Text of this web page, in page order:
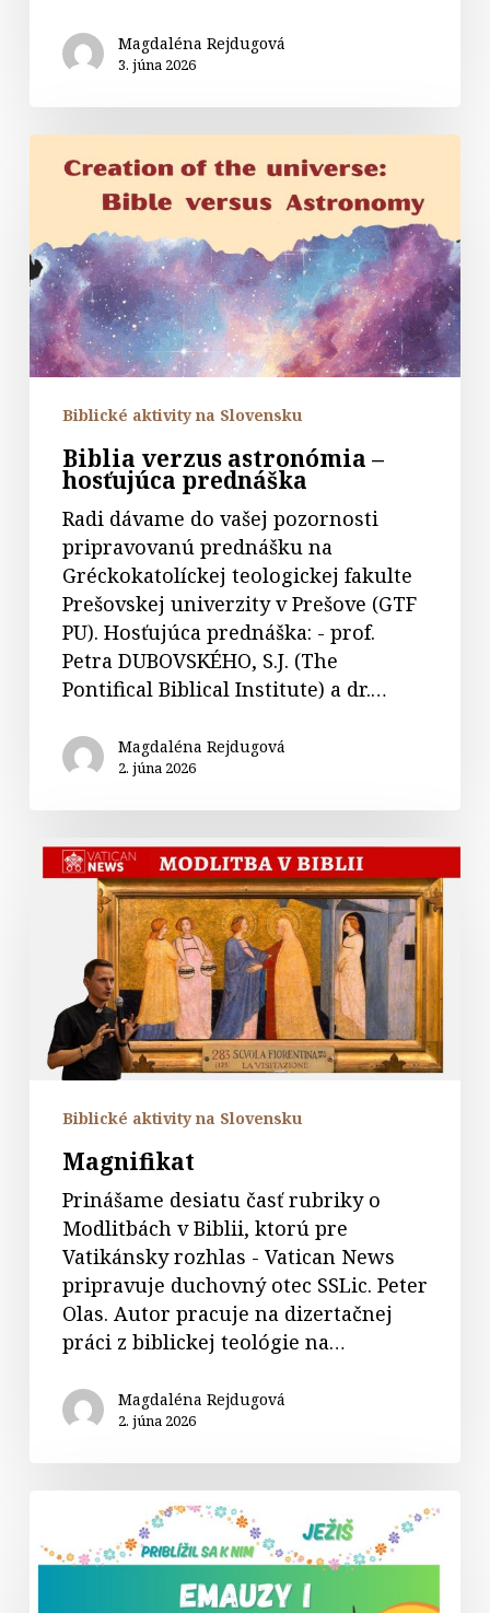
Magdaléna Rejdugová
3. júna 2026
verzus
astronómia
hosťujúca
prednáška
Biblické aktivity na Slovensku
Biblia verzus astronómia –
hosťujúca prednáška
Radi dávame do vašej pozornosti
pripravovanú prednášku na
Gréckokatolíckej teologickej fakulte
Prešovskej univerzity v Prešove (GTF
PU). Hosťujúca prednáška: - prof.
Petra DUBOVSKÉHO, S.J. (The
Pontifical Biblical Institute) a dr.…
Magdaléna Rejdugová
2. júna 2026
Magnifikat
Biblické aktivity na Slovensku
Magnifikat
Prinášame desiatu časť rubriky o
Modlitbách v Biblii, ktorú pre
Vatikánsky rozhlas - Vatican News
pripravuje duchovný otec SSLic. Peter
Olas. Autor pracuje na dizertačnej
práci z biblickej teológie na…
Magdaléna Rejdugová
2. júna 2026
biblická